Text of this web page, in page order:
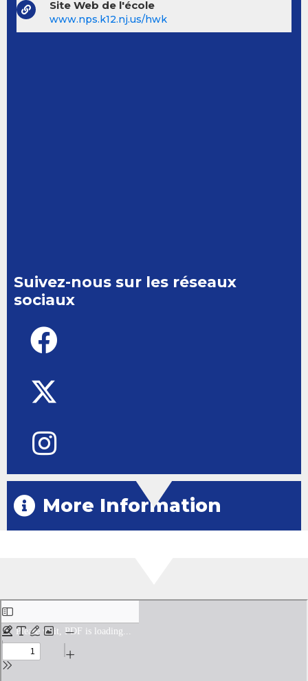
Site Web de l'école
www.nps.k12.nj.us/hwk
Suivez-nous sur les réseaux
sociaux
More Information